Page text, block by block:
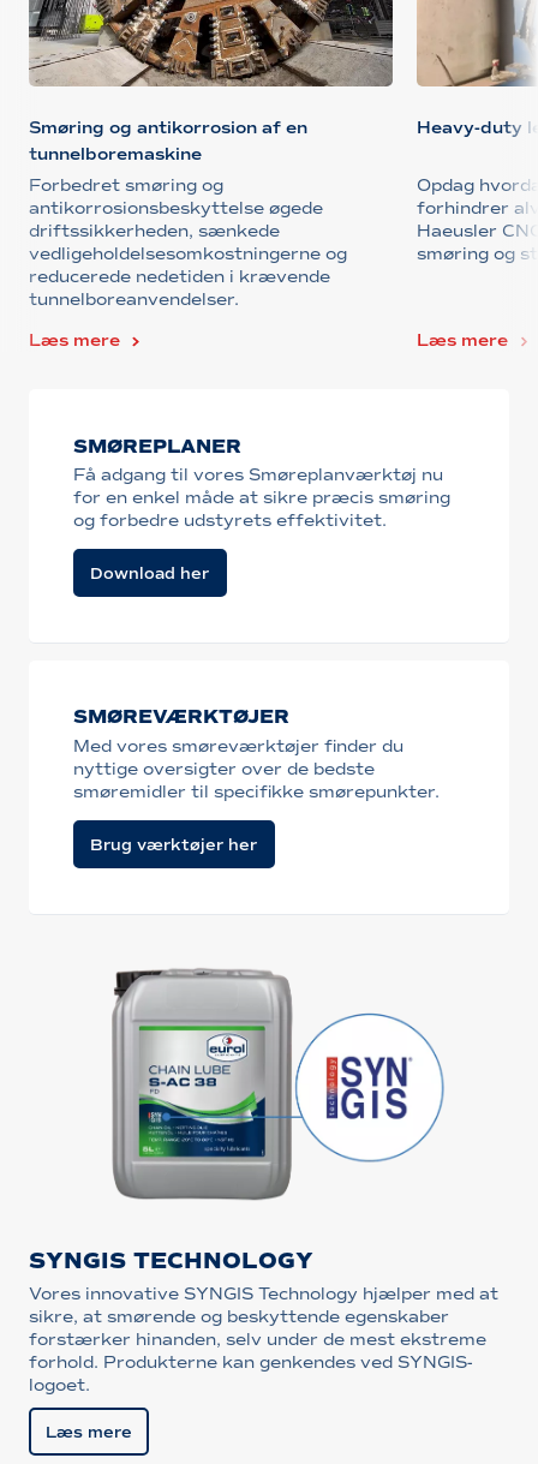
Smøring og antikorrosion af en
tunnelboremaskine
Forbedret smøring og
antikorrosionsbeskyttelse øgede
driftssikkerheden, sænkede
vedligeholdelsesomkostningerne og
reducerede nedetiden i krævende
tunnelboreanvendelser.
Læs mere
Heavy-duty
Opdag
forhindrer
Haeusler
smøring og
Læs mere
SMØREPLANER
Få adgang til vores Smøreplanværktøj nu
for en enkel måde at sikre præcis smøring
og forbedre udstyrets effektivitet.
Download her
SMØREVÆRKTØJER
Med vores smøreværktøjer finder du
nyttige oversigter over de bedste
smøremidler til specifikke smørepunkter.
Brug værktøjer her
SYNGIS TECHNOLOGY
Vores innovative SYNGIS Technology hjælper med at
sikre, at smørende og beskyttende egenskaber
forstærker hinanden, selv under de mest ekstreme
forhold. Produkterne kan genkendes ved SYNGIS-
logoet.
Læs mere